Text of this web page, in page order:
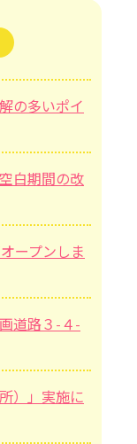
の多いポイ
白期間の改
ープンしま
道路３-４-
）」実施に